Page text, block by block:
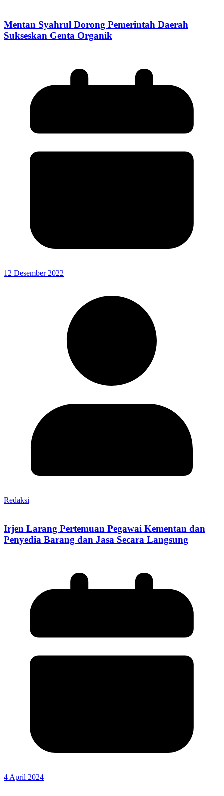
Mentan Syahrul Dorong Pemerintah Daerah
Sukseskan Genta Organik
12 Desember 2022
Redaksi
Irjen Larang Pertemuan Pegawai Kementan dan
Penyedia Barang dan Jasa Secara Langsung
4 April 2024